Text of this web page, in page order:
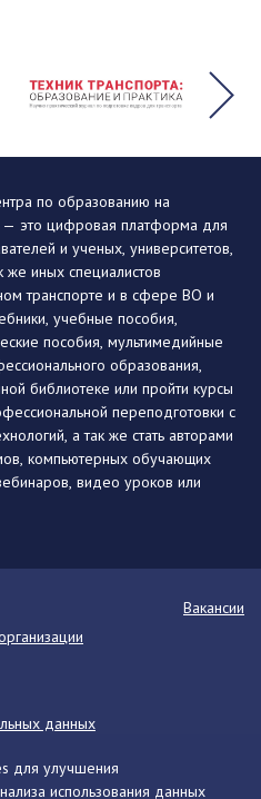
для улучшения
использования данных
по образованию на
это цифровая платформа для
и ученых, университетов,
же иных специалистов
транспорте и в сфере ВО и
учебные пособия,
пособия, мультимедийные
образования,
библиотеке или пройти курсы
переподготовки с
а так же стать авторами
компьютерных обучающих
видео уроков или
Вакансии
данных